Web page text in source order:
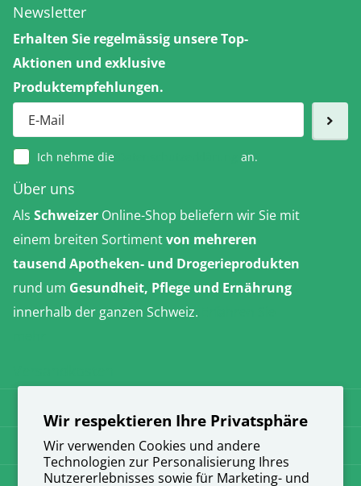
Wir respektieren Ihre Privatsphäre
Wir verwenden Cookies und andere
Technologien zur Personalisierung Ihres
Nutzererlebnisses sowie für Marketing- und
Newsletter
Erhalten Sie regelmässig unsere Top-
Aktionen und exklusive
Produktempfehlungen.
Ich nehme die an.
Über uns
Als Schweizer Online-Shop beliefern wir Sie mit
einem breiten Sortimentvon mehreren
tausend Apotheken- und Drogerieprodukten
rund um Gesundheit, Pflege und Ernährung
innerhalb der ganzen Schweiz.
Datenschutz